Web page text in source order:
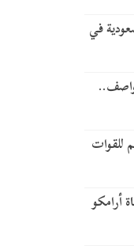
في
للقوات
أرامكو